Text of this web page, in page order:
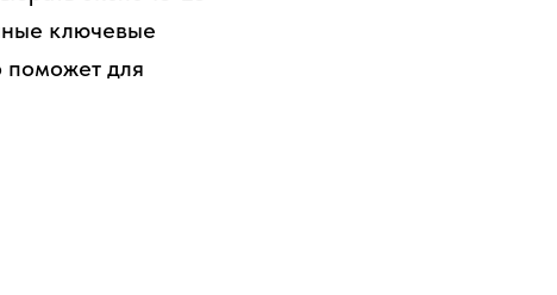
ключевые
поможет для